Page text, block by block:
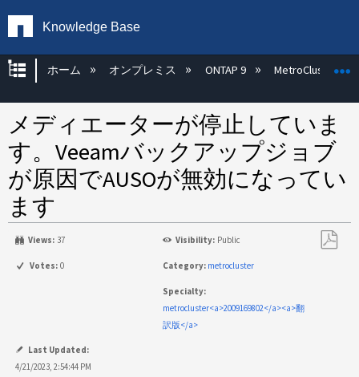
Knowledge Base
グローバル階層を展開/折りたたむ
ホーム オンプレミス ONTAP 9 MetroCluster
メディエーターが停止していま
す。Veeamバックアップジョブ
が原因でAUSOが無効になってい
ます
Views: 37 Visibility: Public
Votes: 0 Category: metrocluster
Specialty:
metrocluster<a>2009169802</a><a>翻
訳版</a>
Last Updated:
4/21/2023, 2:54:44 PM